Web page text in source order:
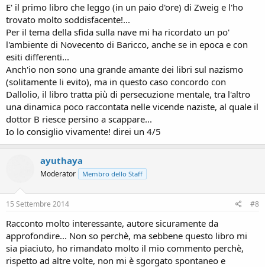
E' il primo libro che leggo (in un paio d'ore) di Zweig e l'ho
trovato molto soddisfacente!...
Per il tema della sfida sulla nave mi ha ricordato un po'
l'ambiente di Novecento di Baricco, anche se in epoca e con
esiti differenti...
Anch'io non sono una grande amante dei libri sul nazismo
(solitamente li evito), ma in questo caso concordo con
Dallolio, il libro tratta più di persecuzione mentale, tra l'altro
una dinamica poco raccontata nelle vicende naziste, al quale il
dottor B riesce persino a scappare...
Io lo consiglio vivamente! direi un 4/5
ayuthaya
Moderator Membro dello Staff
15 Settembre 2014 #8
Racconto molto interessante, autore sicuramente da
approfondire... Non so perchè, ma sebbene questo libro mi
sia piaciuto, ho rimandato molto il mio commento perchè,
rispetto ad altre volte, non mi è sgorgato spontaneo e